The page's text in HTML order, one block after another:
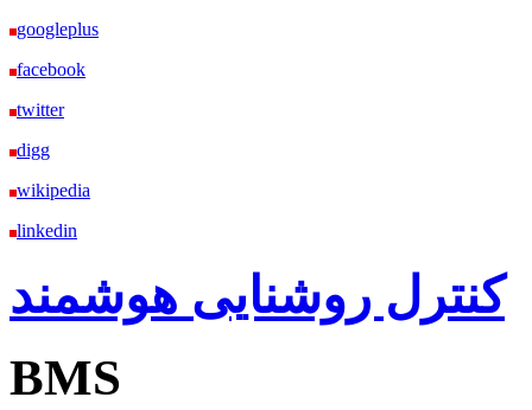
googleplus
facebook
twitter
digg
wikipedia
linkedin
کنترل روشنایی هوشمند
BMS